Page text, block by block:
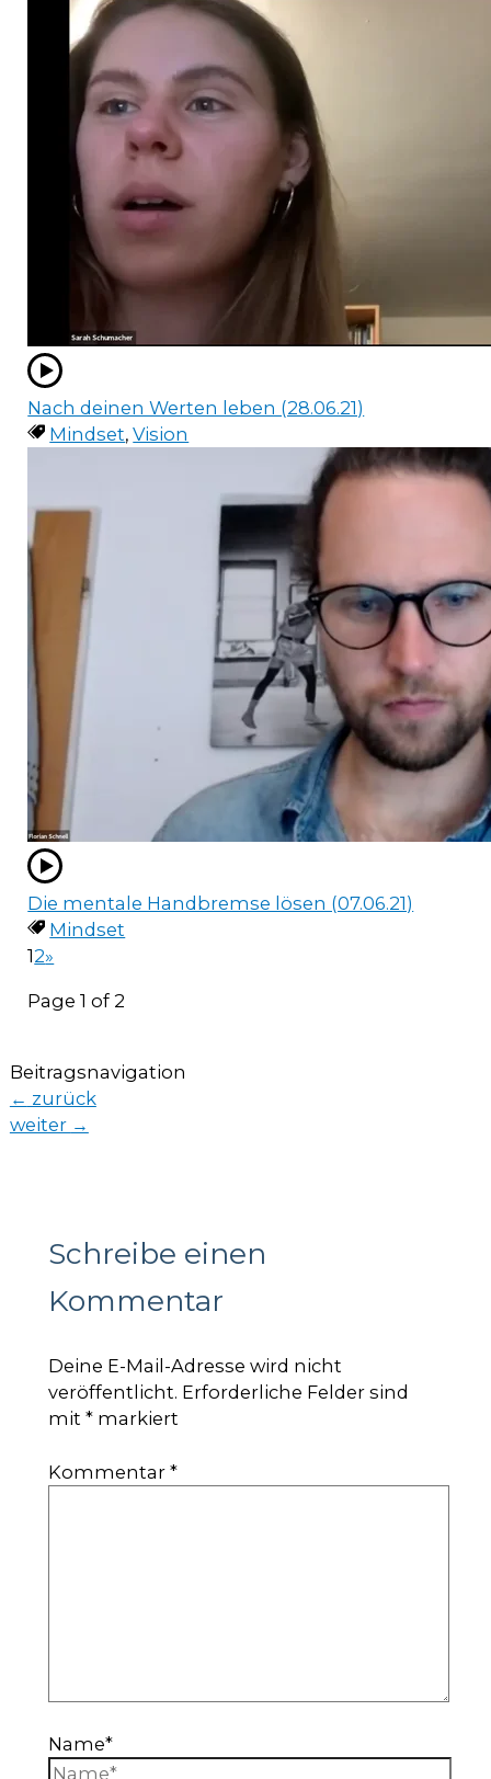
Nach deinen Werten leben (28.06.21)
Mindset,Vision
Die mentale Handbremse lösen (07.06.21)
Mindset
12»
Page 1 of 2
Beitragsnavigation
← zurück
weiter →
Schreibe einen
Kommentar
Deine E-Mail-Adresse wird nicht
veröffentlicht. Erforderliche Felder sind
mit *markiert
Kommentar *
Name*